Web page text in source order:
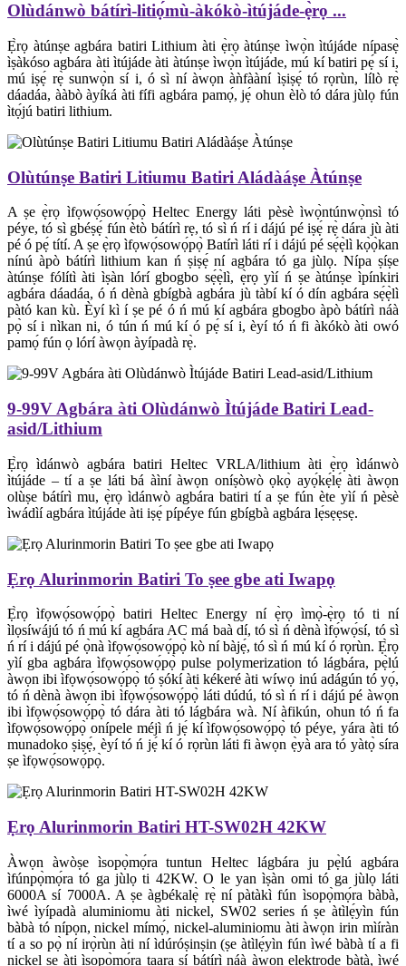
Olùdánwò bátírì-litiọ́mù-àkókò-ìtújáde-ẹ̀rọ ...
Ẹ̀rọ àtúnṣe agbára batiri Lithium àti ẹ̀rọ àtúnṣe ìwọ̀n ìtújáde nípasẹ̀
ìṣàkóso agbára àti ìtújáde àti àtúnṣe ìwọ̀n ìtújáde, mú kí batiri pẹ́ sí i,
mú iṣẹ́ rẹ̀ sunwọ̀n sí i, ó sì ní àwọn àǹfààní ìṣiṣẹ́ tó rọrùn, lílò rẹ̀
dáadáa, ààbò àyíká àti fífi agbára pamọ́, jẹ́ ohun èlò tó dára jùlọ fún
ìtọ́jú batiri lithium.
Olùtúnṣe Batiri Litiumu Batiri Aládàáṣe Àtúnṣe
A ṣe ẹ̀rọ ìfọwọ́sowọ́pọ̀ Heltec Energy láti pèsè ìwọ̀ntúnwọ̀nsì tó
péye, tó sì gbéṣẹ́ fún ètò bátírì rẹ, tó sì ń rí i dájú pé iṣẹ́ rẹ̀ dára jù àti
pé ó pẹ́ títí. A ṣe ẹ̀rọ ìfọwọ́sowọ́pọ̀ Batírì láti rí i dájú pé sẹ́ẹ̀lì kọ̀ọ̀kan
nínú àpò bátírì lithium kan ń ṣiṣẹ́ ní agbára tó ga jùlọ. Nípa ṣíṣe
àtúnṣe fólítì àti ìṣàn lórí gbogbo sẹ́ẹ̀lì, ẹ̀rọ yìí ń ṣe àtúnṣe ìpínkiri
agbára dáadáa, ó ń dènà gbígbà agbára jù tàbí kí ó dín agbára sẹ́ẹ̀lì
pàtó kan kù. Èyí kì í ṣe pé ó ń mú kí agbára gbogbo àpò bátírì náà
pọ̀ sí i nìkan ni, ó tún ń mú kí ó pẹ́ sí i, èyí tó ń fi àkókò àti owó
pamọ́ fún ọ lórí àwọn àyípadà rẹ̀.
9-99V Agbára àti Olùdánwò Ìtújáde Batiri Lead-
asid/Lithium
Ẹ̀rọ ìdánwò agbára batiri Heltec VRLA/lithium àti ẹ̀rọ ìdánwò
ìtújáde – tí a ṣe láti bá àìní àwọn oníṣòwò ọkọ̀ ayọ́kẹ́lẹ́ àti àwọn
olùṣe bátírì mu, ẹ̀rọ ìdánwò agbára batiri tí a ṣe fún ète yìí ń pèsè
ìwádìí agbára ìtújáde àti iṣẹ́ pípéye fún gbígbà agbára lẹ́sẹẹsẹ.
Ẹrọ Alurinmorin Batiri To ṣee gbe ati Iwapọ
Ẹ̀rọ ìfọwọ́sowọ́pọ̀ batiri Heltec Energy ní ẹ̀rọ ìmọ̀-ẹ̀rọ tó ti ní
ìlọsíwájú tó ń mú kí agbára AC má baà dí, tó sì ń dènà ìfọ́wọ́sí, tó sì
ń rí i dájú pé ọ̀nà ìfọwọ́sowọ́pọ̀ kò ní bàjẹ́, tó sì ń mú kí ó rọrùn. Ẹ̀rọ
yìí gba agbára ìfọwọ́sowọ́pọ̀ pulse polymerization tó lágbára, pẹ̀lú
àwọn ibi ìfọwọ́sowọ́pọ̀ tó ṣókí àti kékeré àti wíwọ inú adágún tó yọ́,
tó ń dènà àwọn ibi ìfọwọ́sowọ́pọ̀ láti dúdú, tó sì ń rí i dájú pé àwọn
ibi ìfọwọ́sowọ́pọ̀ tó dára àti tó lágbára wà. Ní àfikún, ohun tó ń fa
ìfọwọ́sowọ́pọ̀ onípele méjì ń jẹ́ kí ìfọwọ́sowọ́pọ̀ tó péye, yára àti tó
munadoko ṣiṣẹ́, èyí tó ń jẹ́ kí ó rọrùn láti fi àwọn ẹ̀yà ara tó yàtọ̀ síra
ṣe ìfọwọ́sowọ́pọ̀.
Ẹrọ Alurinmorin Batiri HT-SW02H 42KW
Àwọn àwòṣe ìsopọ̀mọ́ra tuntun Heltec lágbára ju pẹ̀lú agbára
ìfúnpọ̀mọ́ra tó ga jùlọ ti 42KW. O le yan ìṣàn omi tó ga jùlọ láti
6000A sí 7000A. A ṣe àgbékalẹ̀ rẹ̀ ní pàtàkì fún ìsopọ̀mọ́ra bàbà,
ìwé ìyípadà aluminiomu àti nickel, SW02 series ń ṣe àtìlẹ́yìn fún
bàbà tó nípọn, nickel mímọ́, nickel-aluminiomu àti àwọn irin mìíràn
tí a so pọ̀ ní irọ̀rùn àti ní ìdúróṣinṣin (ṣe àtìlẹ́yìn fún ìwé bàbà tí a fi
nickel ṣe àti ìsopọ̀mọ́ra taara sí bátírì náà àwọn elektrode bàtà, ìwé